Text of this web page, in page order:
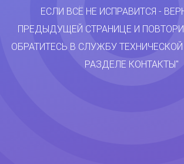
ЕСЛИ ВСЁ НЕ ИСПРАВИТСЯ -
ПРЕДЫДУЩЕЙ СТРАНИЦЕ И
ОБРАТИТЕСЬ В СЛУЖБУ
РАЗДЕЛЕ КОНТАКТЫ"